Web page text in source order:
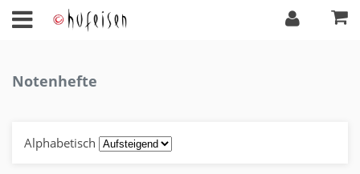
Notenhefte
Alphabetisch